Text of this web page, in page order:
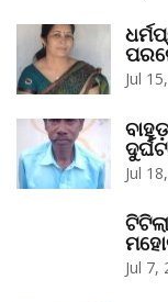
Jul
Jul
Jul 7,